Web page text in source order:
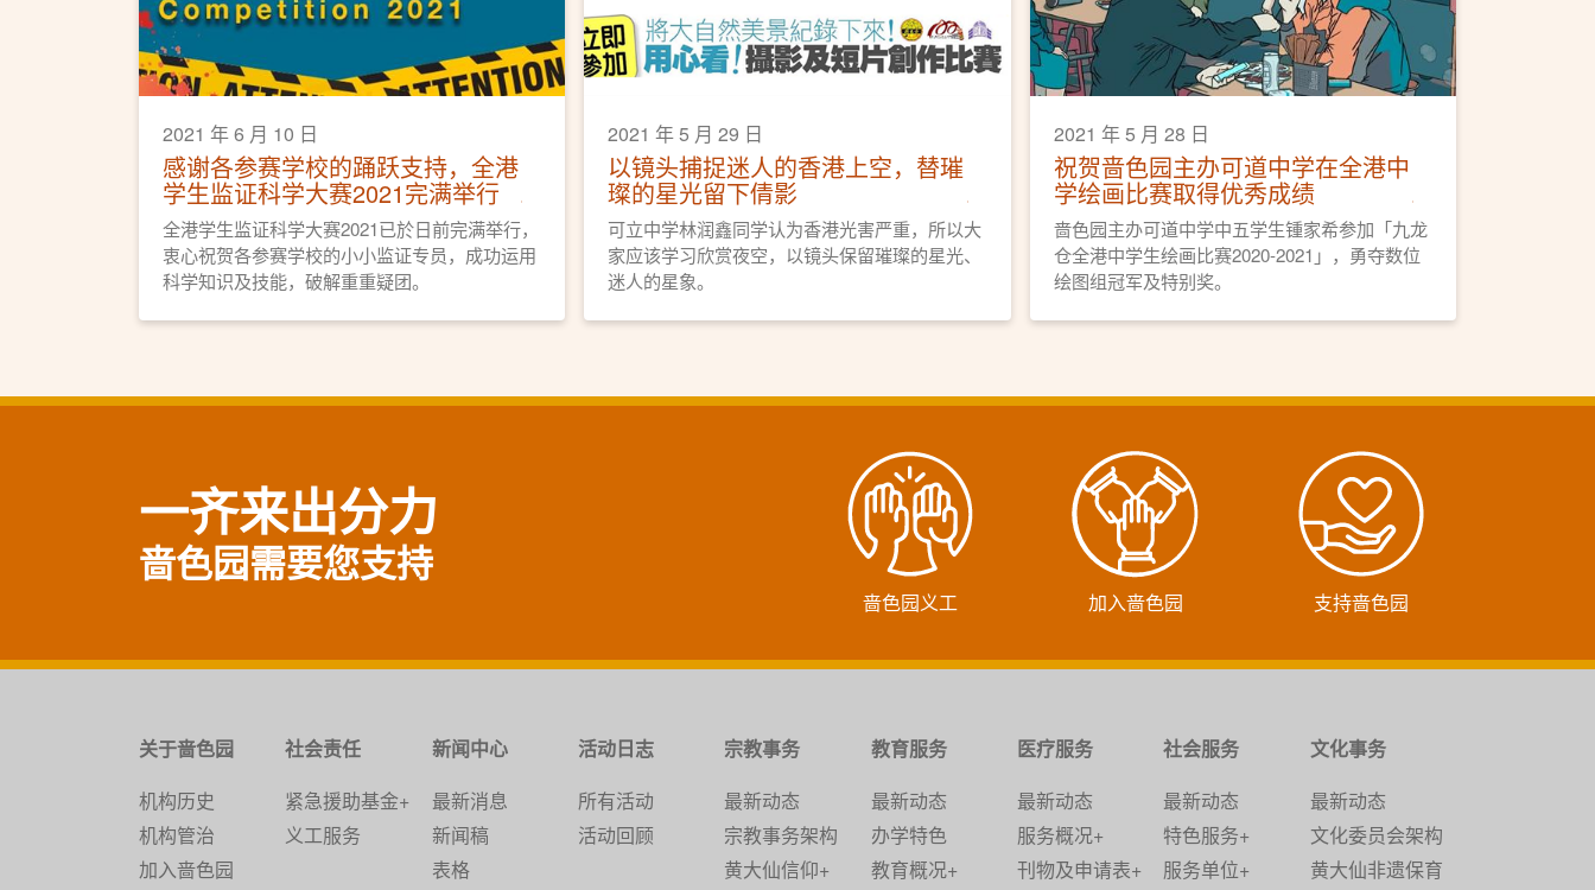
2021 年 6 月 10 日
感谢各参赛学校的踊跃支持，全港
学生监证科学大赛2021完满举行
全港学生监证科学大赛2021已於日前完满举行，
衷心祝贺各参赛学校的小小监证专员，成功运用
科学知识及技能，破解重重疑团。
2021 年 5 月 29 日
以镜头捕捉迷人的香港上空，替璀
璨的星光留下倩影
可立中学林润鑫同学认为香港光害严重，所以大
家应该学习欣赏夜空，以镜头保留璀璨的星光、
迷人的星象。
2021 年 5 月 28 日
祝贺啬色园主办可道中学在全港中
学绘画比赛取得优秀成绩
啬色园主办可道中学中五学生锺家希参加「九龙
仓全港中学生绘画比赛2020-2021」，勇夺数位
绘图组冠军及特别奖。
一齐来出分力
啬色园需要您支持
啬色园义工 加入啬色园 支持啬色园
关于啬色园
机构历史
机构管治
加入啬色园
社会责任
紧急援助基金+
义工服务
新闻中心
最新消息
新闻稿
表格
活动日志
所有活动
活动回顾
宗教事务
最新动态
宗教事务架构
黄大仙信仰+
教育服务
最新动态
办学特色
教育概况+
医疗服务
最新动态
服务概况+
刊物及申请表+
社会服务
最新动态
特色服务+
服务单位+
文化事务
最新动态
文化委员会架构
黄大仙非遗保育